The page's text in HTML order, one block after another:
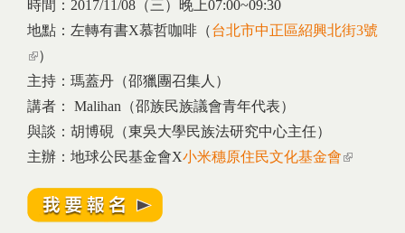
時間：2017/11/08（三）晚上07:00~09:30
地點：左轉有書X慕哲咖啡（台北市中正區紹興北街3號
(link is external)
）
主持：瑪蓋丹（邵獵團召集人）
講者： Malihan（邵族民族議會青年代表）
與談：胡博硯（東吳大學民族法研究中心主任）
主辦：地球公民基金會X小米穗原住民文化基金會(link is